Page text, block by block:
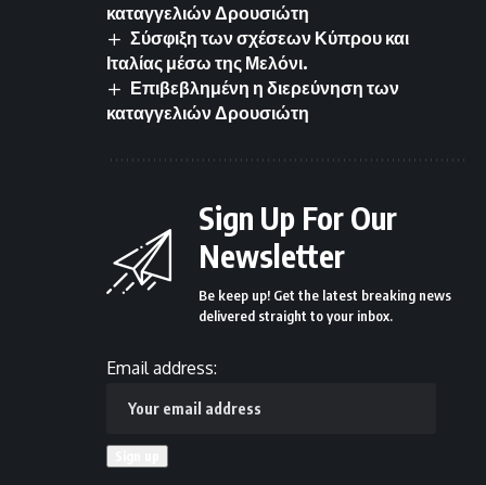
καταγγελιών Δρουσιώτη
Σύσφιξη των σχέσεων Κύπρου και
Ιταλίας μέσω της Μελόνι.
Επιβεβλημένη η διερεύνηση των
καταγγελιών Δρουσιώτη
Sign Up For Our
Newsletter
Be keep up! Get the latest breaking news
delivered straight to your inbox.
Email address: